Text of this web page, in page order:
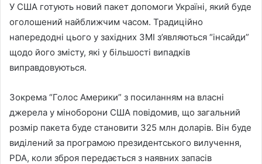
У США готують новий пакет допомоги Україні, який буде
оголошений найближчим часом. Традиційно
напередодні цього у західних ЗМІ з’являються “інсайди”
щодо його змісту, які у більшості випадків
виправдовуються.
Зокрема “Голос Америки” з посиланням на власні
джерела у міноборони США повідомив, що загальний
розмір пакета буде становити 325 млн доларів. Він буде
виділений за програмою президентського вилучення,
PDA, коли зброя передається з наявних запасів